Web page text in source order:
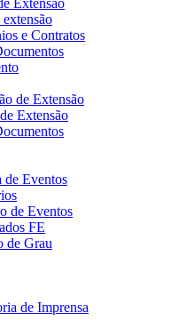
Extensão
extensão
e Contratos
de Extensão
Extensão
de Eventos
de Eventos
FE
de Grau
de Imprensa